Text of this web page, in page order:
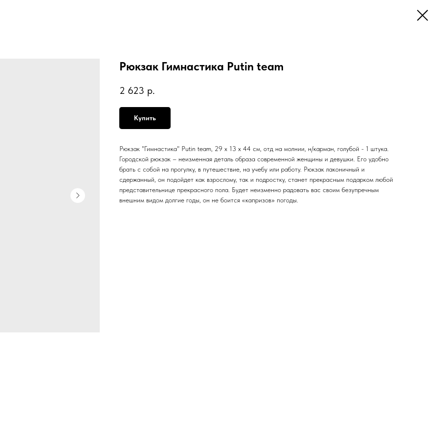
Рюкзак Гимнастика Putin team
2 623 р.
Купить
Рюкзак "Гимнастика" Putin team, 29 x 13 x 44 см, отд на молнии, н/карман, голубой - 1 штука.
Городской рюкзак – неизменная деталь образа современной женщины и девушки. Его удобно
брать с собой на прогулку, в путешествие, на учебу или работу. Рюкзак лаконичный и
сдержанный, он подойдет как взрослому, так и подростку, станет прекрасным подарком любой
представительнице прекрасного пола. Будет неизменно радовать вас своим безупречным
внешним видом долгие годы, он не боится «капризов» погоды.